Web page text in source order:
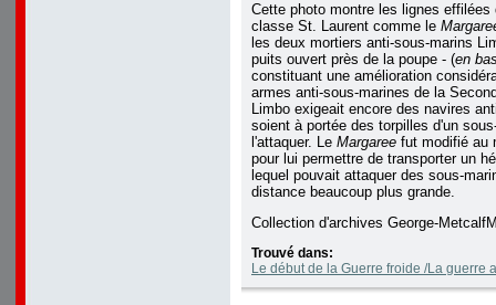
Cette photo montre les lignes effilées
classe St. Laurent comme le
les deux mortiers anti-sous-marins
puits ouvert près de la poupe - (en
constituant une amélioration
armes anti-sous-marines de la
Limbo exigeait encore des navires
soient à portée des torpilles d'un
l'attaquer. Le Margaree fut modifié au
pour lui permettre de transporter un
lequel pouvait attaquer des sous-
distance beaucoup plus grande.
Collection d'archives George-
Trouvé dans:
Le début de la Guerre froide /La guerre